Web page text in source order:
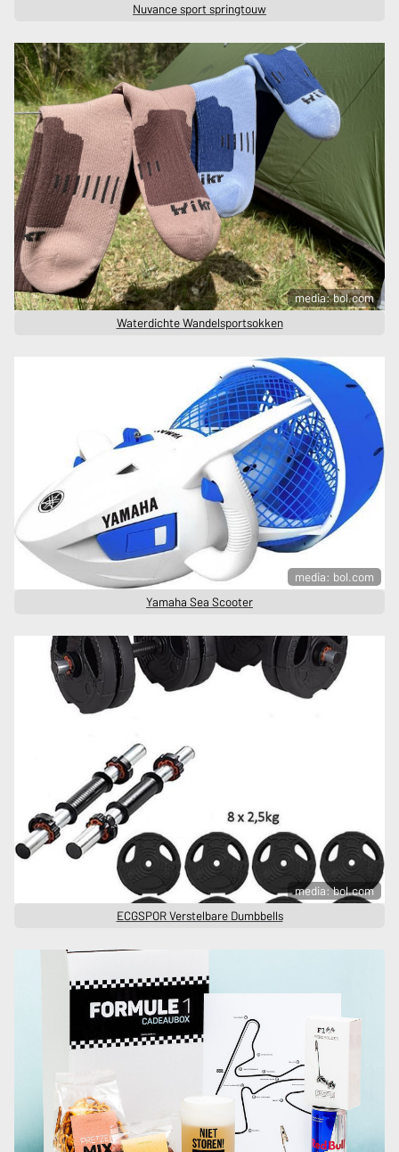
Nuvance sport springtouw
media: bol.com
Waterdichte Wandelsportsokken
media: bol.com
Yamaha Sea Scooter
media: bol.com
ECGSPOR Verstelbare Dumbbells